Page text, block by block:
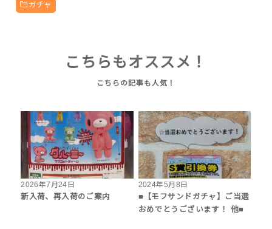
ガチャ
こちらもオススメ！
2026年7月24日
新入荷、再入荷のご案内
2024年5月8日
■【モフサンドガチャ】ご当選
おめでとうございます！ 他■